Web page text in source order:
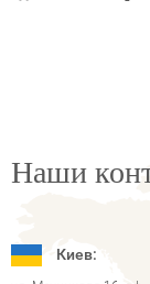
Наши
Киев: